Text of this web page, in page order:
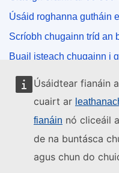
Úsáidtear fianáin
cuairt ar
fianáin nó cliceáil
de na buntásca
agus chun do
Úsáid roghanna gutháin
Scríobh chugainn tríd an
Buail isteach chugainn i
Na meáin shóisialta
Cuardaigh cuntais an
shóisialta
Institiúidí agus